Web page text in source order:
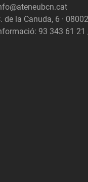
de la Canuda, 6 ·
93 343 61